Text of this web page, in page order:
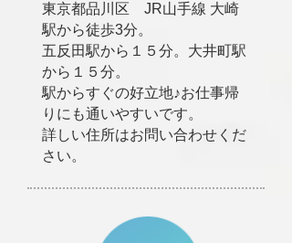
東京都品川区 JR山手線 大崎
駅から徒歩3分。
五反田駅から１５分。大井町駅
から１５分。
駅からすぐの好立地♪お仕事帰
りにも通いやすいです。
詳しい住所はお問い合わせくだ
さい。